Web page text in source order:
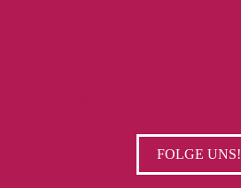
FOLGE UNS!